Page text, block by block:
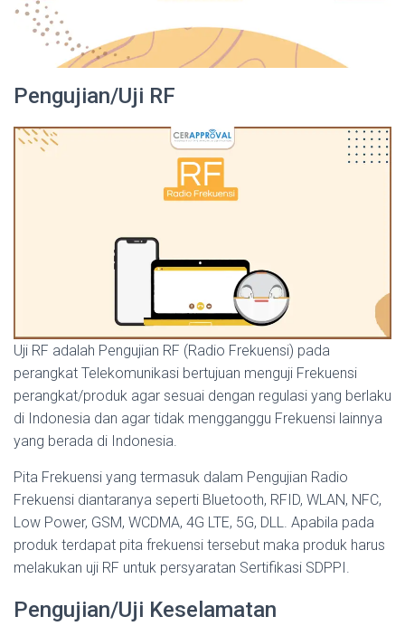
Pengujian/Uji RF
Uji RF adalah Pengujian RF (Radio Frekuensi) pada
perangkat Telekomunikasi bertujuan menguji Frekuensi
perangkat/produk agar sesuai dengan regulasi yang berlaku
di Indonesia dan agar tidak mengganggu Frekuensi lainnya
yang berada di Indonesia.
Pita Frekuensi yang termasuk dalam Pengujian Radio
Frekuensi diantaranya seperti Bluetooth, RFID, WLAN, NFC,
Low Power, GSM, WCDMA, 4G LTE, 5G, DLL. Apabila pada
produk terdapat pita frekuensi tersebut maka produk harus
melakukan uji RF untuk persyaratan Sertifikasi SDPPI.
Pengujian/Uji Keselamatan